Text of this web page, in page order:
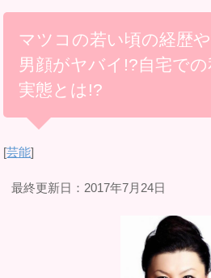
マツコの若い頃の経歴
男顔がヤバイ!?自宅で
実態とは!?
[芸能]
最終更新日：2017年7月24日